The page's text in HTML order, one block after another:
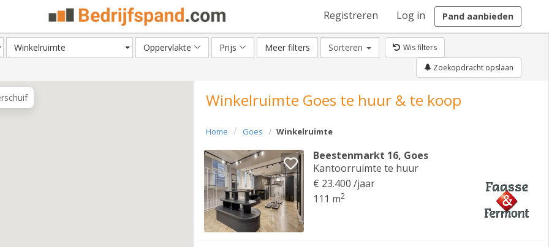
Registreren Log in Pand aanbieden
Winkelruimte Oppervlakte Prijs Meer filters Sorteren
Wis filters
Zoekopdracht opslaan
Winkelruimte Goes te huur & te koop
Home Goes Winkelruimte
Beestenmarkt 16, Goes
Kantoorruimte te huur
€ 23.400 /jaar
111 m2